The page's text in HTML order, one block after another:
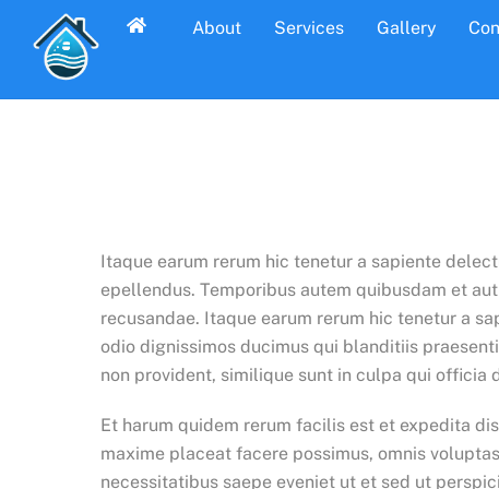
content
About Services Gallery
Itaque earum rerum hic tenetur a sapiente
epellendus. Temporibus autem quibusdam et
recusandae. Itaque earum rerum hic tenetur a
odio dignissimos ducimus qui blanditiis
non provident, similique sunt in culpa qui
Et harum quidem rerum facilis est et expedita
maxime placeat facere possimus, omnis
necessitatibus saepe eveniet ut et sed ut